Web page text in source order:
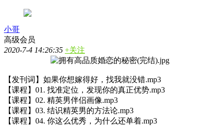
小哥
高级会员
2020-7-4 14:26:35 +关注
【发刊词】如果你想嫁得好，找我就没错.mp3
【课程】01. 找准定位，发现你的真正优势.mp3
【课程】02. 精英男伴侣画像.mp3
【课程】03. 结识精英男的方法论.mp3
【课程】04. 你这么优秀，为什么还单着.mp3